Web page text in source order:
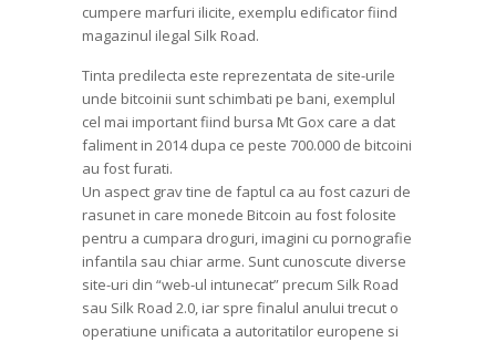
cumpere marfuri ilicite, exemplu edificator fiind
magazinul ilegal Silk Road.
Tinta predilecta este reprezentata de site-urile
unde bitcoinii sunt schimbati pe bani, exemplul
cel mai important fiind bursa Mt Gox care a dat
faliment in 2014 dupa ce peste 700.000 de bitcoini
au fost furati.
Un aspect grav tine de faptul ca au fost cazuri de
rasunet in care monede Bitcoin au fost folosite
pentru a cumpara droguri, imagini cu pornografie
infantila sau chiar arme. Sunt cunoscute diverse
site-uri din “web-ul intunecat” precum Silk Road
sau Silk Road 2.0, iar spre finalul anului trecut o
operatiune unificata a autoritatilor europene si